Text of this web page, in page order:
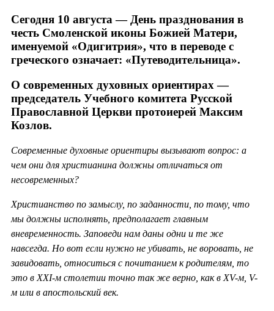
Сегодня 10 августа — День празднования в
честь Смоленской иконы Божией Матери,
именуемой «Одигитрия», что в переводе с
греческого означает: «Путеводительница».
О современных духовных ориентирах —
председатель Учебного комитета Русской
Православной Церкви протоиерей Максим
Козлов.
Современные духовные ориентиры вызывают вопрос: а
чем они для христианина должны отличаться от
несовременных?
Христианство по замыслу, по заданности, по тому, что
мы должны исполнять, предполагает главным
вневременность. Заповеди нам даны одни и те же
навсегда. Но вот если нужно не убивать, не воровать, не
завидовать, относиться с почитанием к родителям, то
это в ХХI-м столетии точно так же верно, как вXV-м, V-
м или в апостольский век.